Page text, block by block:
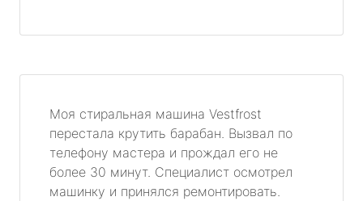
Моя стиральная машина Vestfrost
перестала крутить барабан. Вызвал по
телефону мастера и прождал его не
более 30 минут. Специалист осмотрел
машинку и принялся ремонтировать.